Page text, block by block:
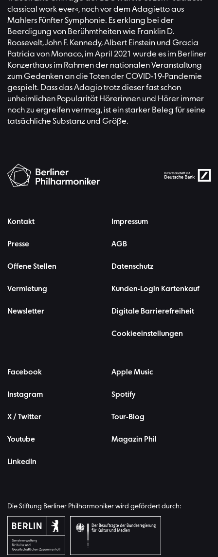
classical work ever«, noch vor dem Adagietto aus
Mahlers Fünfter Symphonie. Es erklang bei der
Beerdigung von Berühmtheiten wie Franklin D.
Roosevelt, John F. Kennedy, Albert Einstein und Gracia
Patricia von Monaco, im April 2021 wurde es im Berliner
Konzerthaus im Rahmen der nationalen Veranstaltung
zum Gedenken an die Toten der COVID-19-Pandemie
gespielt. Dass das Adagio trotz dieser fast schon
unheimlichen Popularität Hörerinnen und Hörer immer
noch zu ergreifen vermag, ist ein starker Beleg für seine
tatsächliche Substanz und Größe.
Kontakt
Presse
Offene Stellen
Vermietung
Newsletter
Impressum
AGB
Datenschutz
Kunden-Login Kartenkauf
Digitale Barrierefreiheit
Cookieeinstellungen
Facebook
Instagram
X / Twitter
Youtube
LinkedIn
Apple Music
Spotify
Tour-Blog
Magazin Phil
Die Stiftung Berliner Philharmoniker wird gefördert durch: